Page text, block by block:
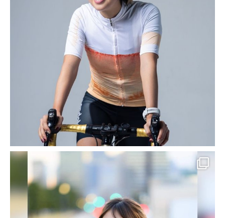
Kプロデュースとは？
群馬
2017-05-23
SEO対策 導入実績・事例
【ウェブ制作実績紹介】群馬 高
崎 太田 伊勢崎 結婚指輪 婚約指
輪 ブライダルジュエリー｜イト